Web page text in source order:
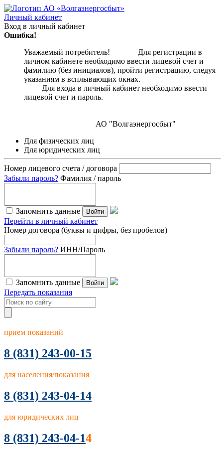
Личный кабинет
Вход в личный кабинет
Ошибка!
Уважаемый потребитель! Для регистрации в
личном кабинете необходимо ввести лицевой счет и
фамилию (без инициалов), пройти регистрацию, следуя
указаниям в всплывающих окнах.
Для входа в личный кабинет необходимо ввести
лицевой счет и пароль.
АО "Волгаэнергосбыт"
Для физических лиц
Для юридических лиц
Номер лицевого счета / договора
Забыли пароль? Фамилия / пароль
Запомнить данные Войти
Перейти в личный кабинет
Номер договора (буквы и цифры, без пробелов)
Забыли пароль? ИНН/Пароль
Запомнить данные Войти
Передать показания
прием показаний
8 (831) 243-00-15
для населения/показания
8 (831) 243-04-14
для юридических лиц
8 (831) 243-04-14